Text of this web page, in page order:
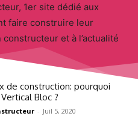
1er site dédié aux
faire construire leur
constructeur et à l’actualité
de construction: pourquoi
Bloc ?
- Juil 5, 2020